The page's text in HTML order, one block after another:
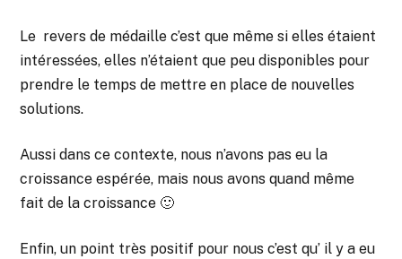
Le revers de médaille c’est que même si elles étaient
intéressées, elles n’étaient que peu disponibles pour
prendre le temps de mettre en place de nouvelles
solutions.
Aussi dans ce contexte, nous n’avons pas eu la
croissance espérée, mais nous avons quand même
fait de la croissance 🙂
Enfin, un point très positif pour nous c’est qu’ il y a eu